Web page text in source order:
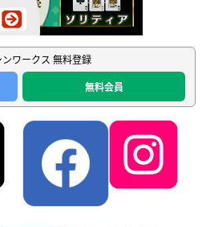
ワークス 無料登録
無料会員